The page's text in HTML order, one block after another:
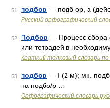
51 подбор — подб ор, а
Русский орфографический
52 Подбор — Процесс сбора
или тетрадей в
Краткий толковый словарь
53 подбор — I (2 м); мн.
на подбо/р …
Орфографический словарь